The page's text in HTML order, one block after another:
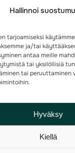
Hallinnoi
tarjoamiseksi
ja/tai
antaa meille
tai yksilöllisiä
tai peruuttaminen
Hyväksy
Kiellä
· Valimotie 10,
Rastilipun asiat:
– Rastilippu:::